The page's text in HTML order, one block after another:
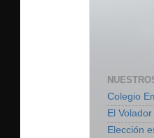
Colegio
El Volador
Elección